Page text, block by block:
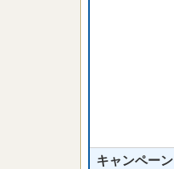
キャンペーン